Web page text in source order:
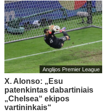
Anglijos Premier League
X. Alonso: „Esu
patenkintas dabartiniais
„Chelsea“ ekipos
vartininkais“